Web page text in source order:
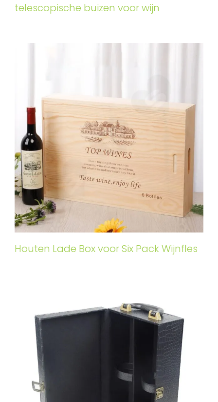
telescopische buizen voor wijn
Houten Lade Box voor Six Pack Wijnfles